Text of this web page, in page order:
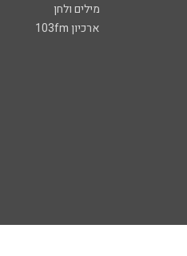
מילים ולחן
ארכיון 103fm